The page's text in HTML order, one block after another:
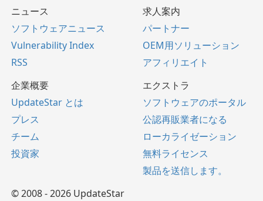
ニュース
ソフトウェアニュース
Vulnerability Index
RSS
求人案内
パートナー
OEM用ソリューション
アフィリエイト
企業概要
UpdateStar とは
プレス
チーム
投資家
エクストラ
ソフトウェアのポータル
公認再販業者になる
ローカライゼーション
無料ライセンス
製品を送信します。
© 2008 - 2026 UpdateStar